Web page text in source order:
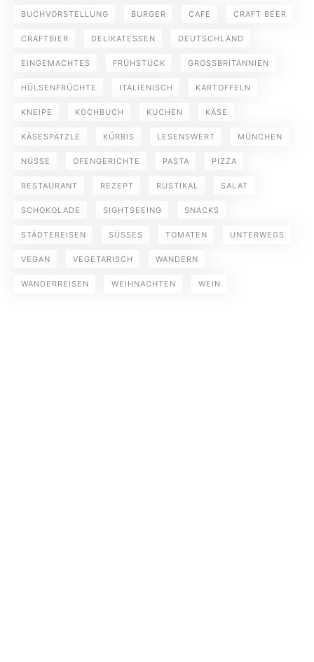
BUCHVORSTELLUNG BURGER CAFE CRAFT BEER
CRAFTBIER DELIKATESSEN DEUTSCHLAND
EINGEMACHTES FRÜHSTÜCK GROSSBRITANNIEN
HÜLSENFRÜCHTE ITALIENISCH KARTOFFELN
KNEIPE KOCHBUCH KUCHEN KÄSE
KÄSESPÄTZLE KÜRBIS LESENSWERT MÜNCHEN
NÜSSE OFENGERICHTE PASTA PIZZA
RESTAURANT REZEPT RUSTIKAL SALAT
SCHOKOLADE SIGHTSEEING SNACKS
STÄDTEREISEN SÜSSES TOMATEN UNTERWEGS
VEGAN VEGETARISCH WANDERN
WANDERREISEN WEIHNACHTEN WEIN